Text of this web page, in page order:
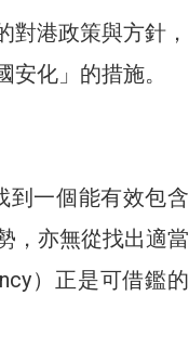
對港政策與方針，
化」的措施。
到一個能有效包含
，亦無從找出適當
）正是可借鑑的